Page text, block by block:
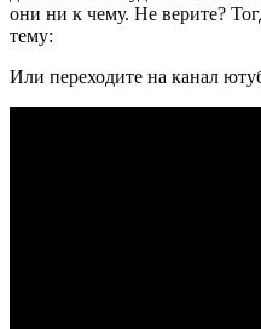
они ни к чему. Не верите?
тему:
Или переходите на канал